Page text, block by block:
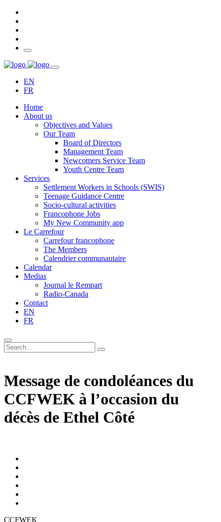
EN
FR
Home
About us
Objectives and Values
Our Team
Board of Directors
Management Team
Newcomers Service Team
Youth Centre Team
Services
Settlement Workers in Schools (SWIS)
Teenage Guidance Centre
Socio-cultural activities
Francophone Jobs
My New Community app
Le Carrefour
Carrefour francophone
The Members
Calendrier communautaire
Calendar
Medias
Journal le Rempart
Radio-Canada
Contact
EN
FR
Message de condoléances du
CCFWEK à l’occasion du
décès de Ethel Côté
CCFWEK